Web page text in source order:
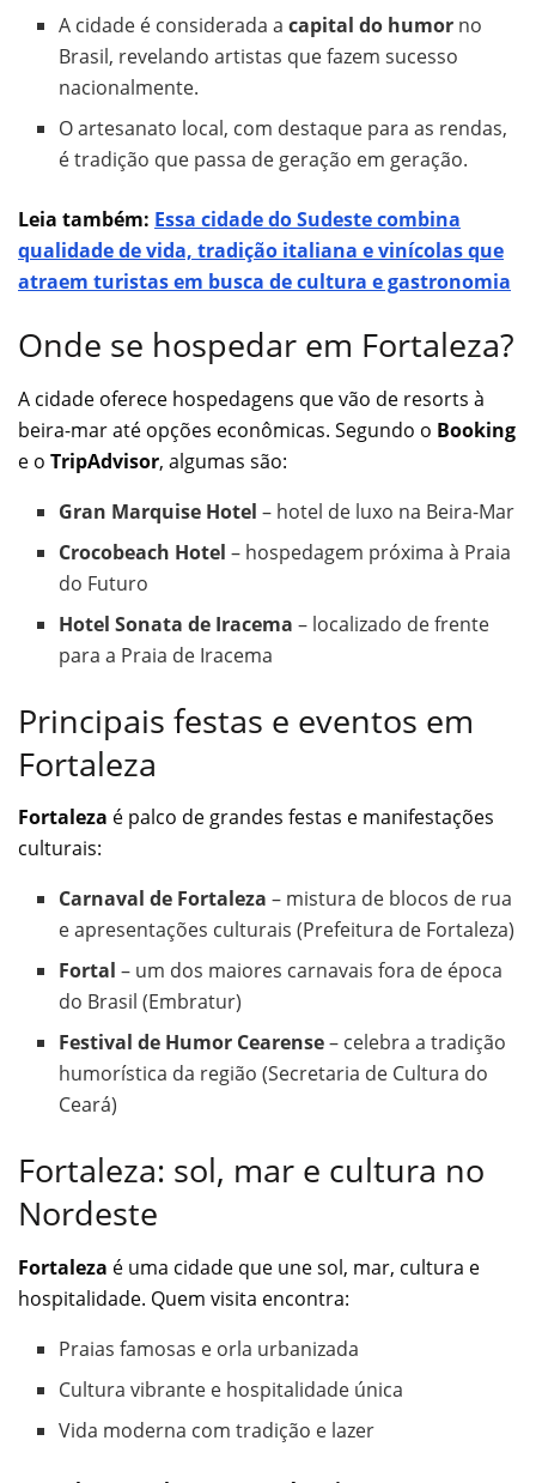
A cidade é considerada acapital do humor no
Brasil, revelando artistas que fazem sucesso
nacionalmente.
O artesanato local, com destaque para as rendas,
é tradição que passa de geração em geração.
Leia também: Essa cidade do Sudeste combina
qualidade de vida, tradição italiana e vinícolas que
atraem turistas em busca de cultura e gastronomia
Onde se hospedar em Fortaleza?
A cidade oferece hospedagens que vão de resorts à
beira-mar até opções econômicas. Segundo o Booking
e o TripAdvisor, algumas são:
Gran Marquise Hotel – hotel de luxo na Beira-Mar
Crocobeach Hotel – hospedagem próxima à Praia
do Futuro
Hotel Sonata de Iracema – localizado de frente
para a Praia de Iracema
Principais festas e eventos em
Fortaleza
Fortaleza é palco de grandes festas e manifestações
culturais:
Carnaval de Fortaleza – mistura de blocos de rua
e apresentações culturais (Prefeitura de Fortaleza)
Fortal – um dos maiores carnavais fora de época
do Brasil (Embratur)
Festival de Humor Cearense– celebra a tradição
humorística da região (Secretaria de Cultura do
Ceará)
Fortaleza: sol, mar e cultura no
Nordeste
Fortaleza é uma cidade que une sol, mar, cultura e
hospitalidade. Quem visita encontra:
Praias famosas e orla urbanizada
Cultura vibrante e hospitalidade única
Vida moderna com tradição e lazer